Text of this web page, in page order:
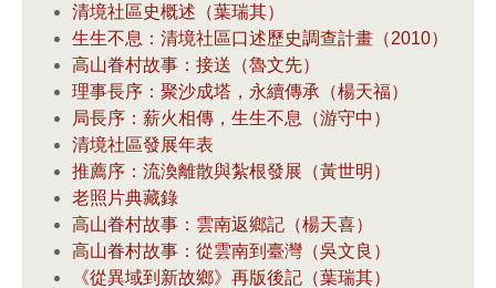
清境社區史概述（葉瑞其）
生生不息：清境社區口述歷史調查計畫（2010）
高山眷村故事：接送（魯文先）
理事長序：聚沙成塔，永續傳承（楊天福）
局長序：薪火相傳，生生不息（游守中）
清境社區發展年表
推薦序：流渙離散與紮根發展（黃世明）
老照片典藏錄
高山眷村故事：雲南返鄉記（楊天喜）
高山眷村故事：從雲南到臺灣（吳文良）
《從異域到新故鄉》再版後記（葉瑞其）